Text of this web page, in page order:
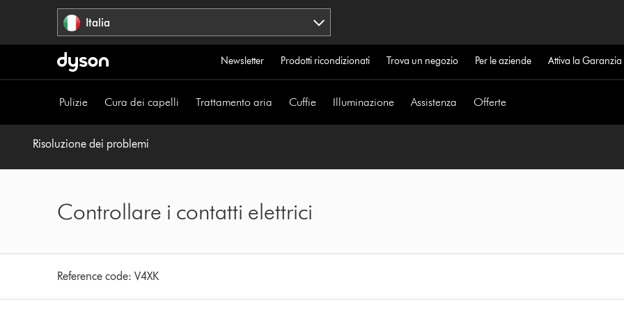
Italia
Newsletter Prodotti ricondizionati Trova un negozio Per le aziende Attiva la
Pulizie Cura dei capelli Trattamento aria Cuffie Illuminazione Assistenza Offerte
Risoluzione dei problemi
Controllare i contatti elettrici
Reference code:V4XK